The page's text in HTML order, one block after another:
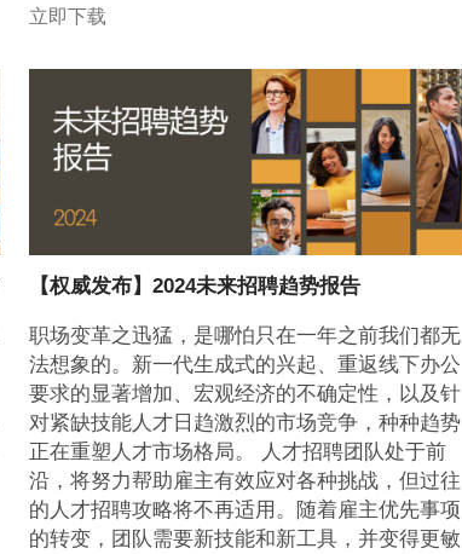
立即下载
【权威发布】2024未来招聘趋势报告
职场变革之迅猛，是哪怕只在一年之前我们都无
法想象的。新一代生成式的兴起、重返线下办公
要求的显著增加、宏观经济的不确定性，以及针
对紧缺技能人才日趋激烈的市场竞争，种种趋势
正在重塑人才市场格局。 人才招聘团队处于前
沿，将努力帮助雇主有效应对各种挑战，但过往
的人才招聘攻略将不再适用。随着雇主优先事项
的转变，团队需要新技能和新工具，并变得更敏